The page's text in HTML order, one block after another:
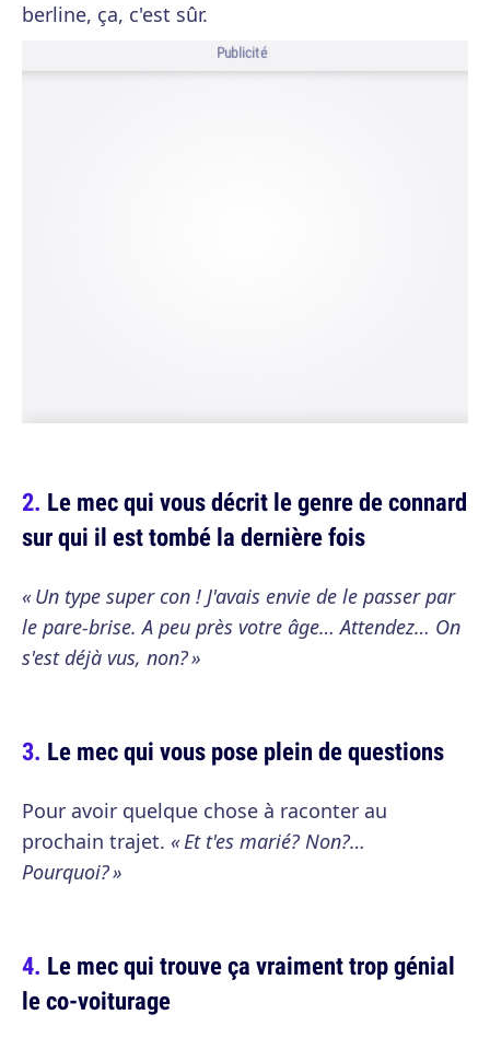
berline, ça, c'est sûr.
Publicité
Le mec qui vous décrit le genre de connard
sur qui il est tombé la dernière fois
« Un type super con ! J'avais envie de le passer par
le pare-brise. A peu près votre âge… Attendez… On
s'est déjà vus, non? »
Le mec qui vous pose plein de questions
Pour avoir quelque chose à raconter au
prochain trajet. « Et t'es marié? Non?…
Pourquoi? »
Le mec qui trouve ça vraiment trop génial
le co-voiturage